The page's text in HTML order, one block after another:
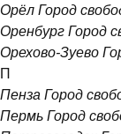
Орёл Город
Оренбург Город
Орехово-Зуево
П
Пенза Город
Пермь Город